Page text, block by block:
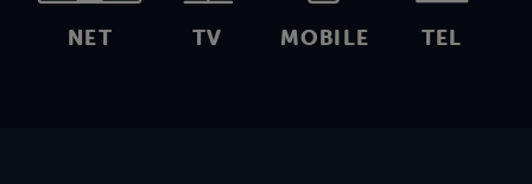
NET TV MOBILE TEL